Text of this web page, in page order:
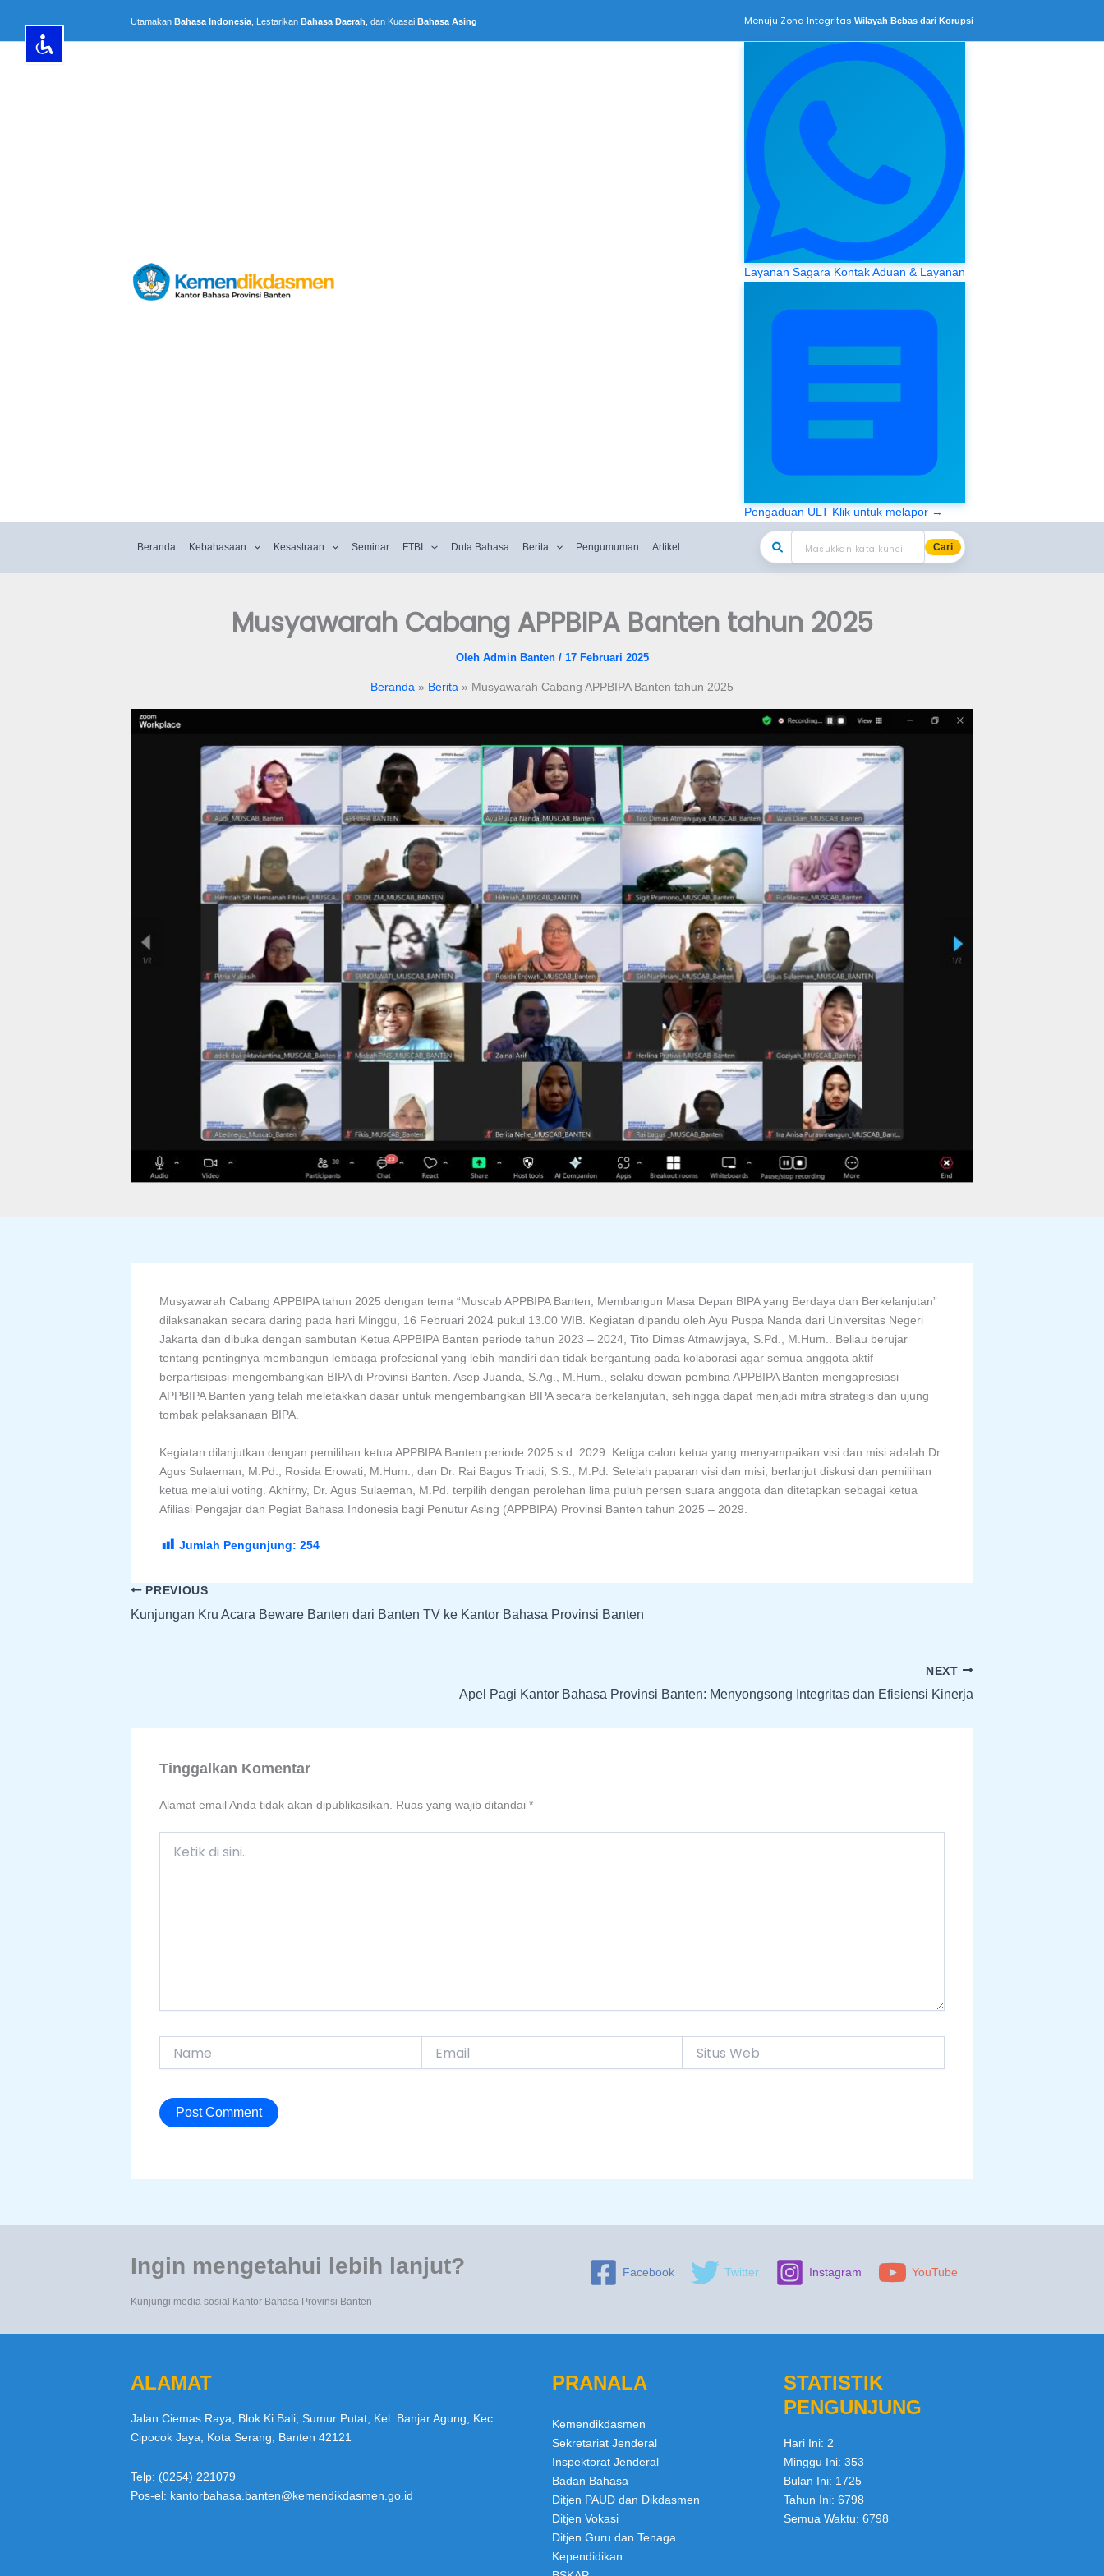
konten
Utamakan Bahasa Indonesia , Lestarikan Bahasa Daerah , dan Kuasai Bahasa Asing Menuju Zona Integritas Wilayah Bebas dari Korupsi
Layanan Sagara Kontak Aduan & Layanan
Pengaduan ULT Klik untuk melapor →
Beranda Kebahasaan Kesastraan Seminar FTBI Duta Bahasa Berita Pengumuman Artikel Cari
Musyawarah Cabang APPBIPA Banten tahun 2025
Oleh Admin Banten / 17 Februari 2025
Beranda Berita Musyawarah Cabang APPBIPA Banten tahun 2025
Musyawarah Cabang APPBIPA tahun 2025 dengan tema “Muscab APPBIPA Banten, Membangun Masa Depan BIPA yang Berdaya dan Berkelanjutan”
dilaksanakan secara daring pada hari Minggu, 16 Februari 2024 pukul 13.00 WIB. Kegiatan dipandu oleh Ayu Puspa Nanda dari Universitas Negeri
Jakarta dan dibuka dengan sambutan Ketua APPBIPA Banten periode tahun 2023 – 2024, Tito Dimas Atmawijaya, S.Pd., M.Hum.. Beliau berujar
tentang pentingnya membangun lembaga profesional yang lebih mandiri dan tidak bergantung pada kolaborasi agar semua anggota aktif
berpartisipasi mengembangkan BIPA di Provinsi Banten. Asep Juanda, S.Ag., M.Hum., selaku dewan pembina APPBIPA Banten mengapresiasi
APPBIPA Banten yang telah meletakkan dasar untuk mengembangkan BIPA secara berkelanjutan, sehingga dapat menjadi mitra strategis dan ujung
tombak pelaksanaan BIPA.
Kegiatan dilanjutkan dengan pemilihan ketua APPBIPA Banten periode 2025 s.d. 2029. Ketiga calon ketua yang menyampaikan visi dan misi adalah Dr.
Agus Sulaeman, M.Pd., Rosida Erowati, M.Hum., dan Dr. Rai Bagus Triadi, S.S., M.Pd. Setelah paparan visi dan misi, berlanjut diskusi dan pemilihan
ketua melalui voting. Akhirny, Dr. Agus Sulaeman, M.Pd. terpilih dengan perolehan lima puluh persen suara anggota dan ditetapkan sebagai ketua
Afiliasi Pengajar dan Pegiat Bahasa Indonesia bagi Penutur Asing (APPBIPA) Provinsi Banten tahun 2025 – 2029.
Jumlah Pengunjung: 254
PREVIOUS
Kunjungan Kru Acara Beware Banten dari Banten TV ke Kantor Bahasa Provinsi Banten
NEXT
Apel Pagi Kantor Bahasa Provinsi Banten: Menyongsong Integritas dan Efisiensi Kinerja
Tinggalkan Komentar
Alamat email Anda tidak akan dipublikasikan. Ruas yang wajib ditandai *
Web
Ingin mengetahui lebih lanjut?
Kunjungi media sosial Kantor Bahasa Provinsi Banten
Facebook Twitter Instagram YouTube
ALAMAT
Jalan Ciemas Raya, Blok Ki Bali, Sumur Putat, Kel. Banjar Agung, Kec.
Cipocok Jaya, Kota Serang, Banten 42121
Telp: (0254) 221079
Pos-el: kantorbahasa.banten@kemendikdasmen.go.id
PRANALA
Kemendikdasmen
Sekretariat Jenderal
Inspektorat Jenderal
Badan Bahasa
Ditjen PAUD dan Dikdasmen
Ditjen Vokasi
Ditjen Guru dan Tenaga
Kependidikan
STATISTIK
PENGUNJUNG
Hari Ini: 2
Minggu Ini: 353
Bulan Ini: 1725
Tahun Ini: 6798
Semua Waktu: 6798